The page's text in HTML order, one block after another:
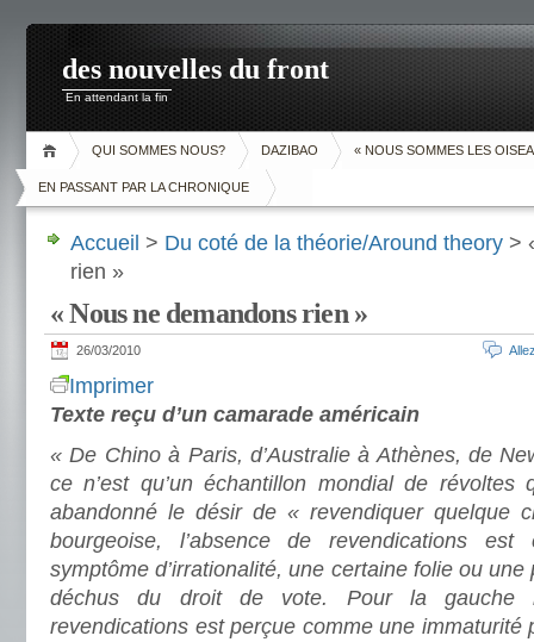
des nouvelles du front
En attendant la fin
QUI SOMMES NOUS? DAZIBAO « NOUS SOMMES LES
EN PASSANT PAR LA CHRONIQUE
Accueil > Du coté de la théorie/Around theory >
rien »
« Nous ne demandons rien »
26/03/2010
Imprimer
Texte reçu d’un camarade américain
« De Chino à Paris, d’Australie à Athènes, de
ce n’est qu’un échantillon mondial de révoltes
abandonné le désir de « revendiquer quelque
bourgeoise, l’absence de revendications est
symptôme d’irrationalité, une certaine folie ou
déchus du droit de vote. Pour la gauche
revendications est perçue comme une immaturité